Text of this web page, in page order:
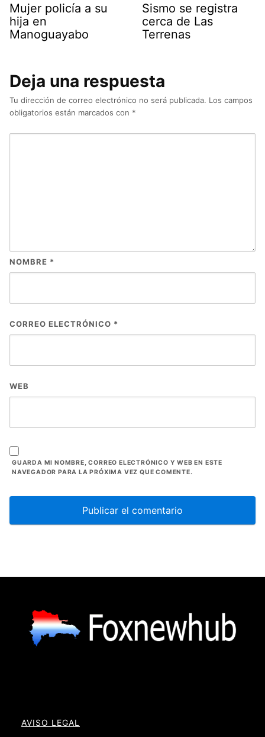
Mujer policía a su
hija en
Manoguayabo
Sismo se registra
cerca de Las
Terrenas
Deja una respuesta
Tu dirección de correo electrónico no será publicada. Los campos
obligatorios están marcados con *
NOMBRE *
CORREO ELECTRÓNICO *
WEB
GUARDA MI NOMBRE, CORREO ELECTRÓNICO Y WEB EN ESTE
NAVEGADOR PARA LA PRÓXIMA VEZ QUE COMENTE.
AVISO LEGAL